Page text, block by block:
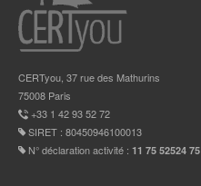
CERTyou, 37 rue des Mathurins
75008 Paris
+33 1 42 93 52 72
SIRET : 80450946100013
N° déclaration activité : 11 75 52524 75